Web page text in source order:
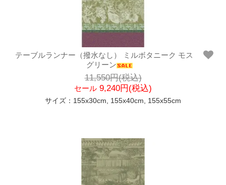
テーブルランナー（撥水なし） ミルボタニーク モス
グリーン
11,550円(税込)
セール 9,240円(税込)
サイズ：155x30cm, 155x40cm, 155x55cm